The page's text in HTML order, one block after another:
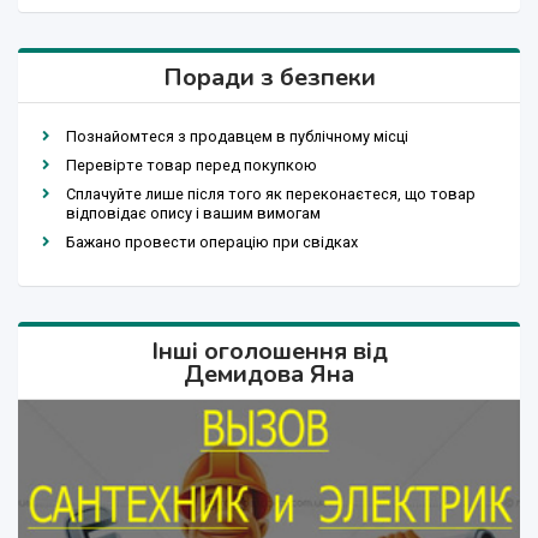
Поради з безпеки
Познайомтеся з продавцем в публічному місці
Перевірте товар перед покупкою
Сплачуйте лише після того як переконаєтеся, що товар
відповідає опису і вашим вимогам
Бажано провести операцію при свідках
Інші оголошення від
Демидова Яна